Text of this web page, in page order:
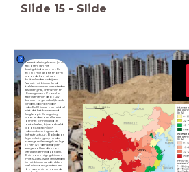
Slide 15 - Slide
De aantrekkingskracht (pull-
factoren) van het
kustgebied is enorm. De
economie groeit enorm
door de komst van
buitenlandse bedrijven.
Vanuit het binnenland
trekken mensen naar steden
als Shanghai, Shenzhen en
Guangzhou. Vooral in
fabrieken en in de bouw
kunnen ze gemakkelijk werk
vinden.<div><br></div>
<div>De Chinese overheid wil
niet dat het binnenland
leegloopt. De regering
doet er daarom alles aan
om het binnenland te
ontwikkelen, bijvoorbeeld
door:&nbsp;</div>
<div>verbetering van de
infrastructuur. Ook door
lage belastingen, minder
strenge milieuregels en lage
lonen worden bedrijven
aangetrokken die voor
werkgelegenheid zorgen.
En in sommige gebieden
met succes, want veel steden
in het binnenland trekken
veel nieuwe migranten aan.
Zo wonen in en rond de